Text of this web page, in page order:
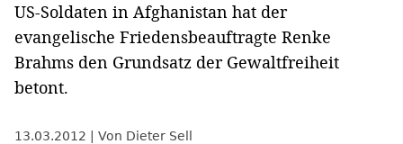
US-Soldaten in Afghanistan hat der
evangelische Friedensbeauftragte Renke
Brahms den Grundsatz der Gewaltfreiheit
betont.
13.03.2012 Von Dieter Sell